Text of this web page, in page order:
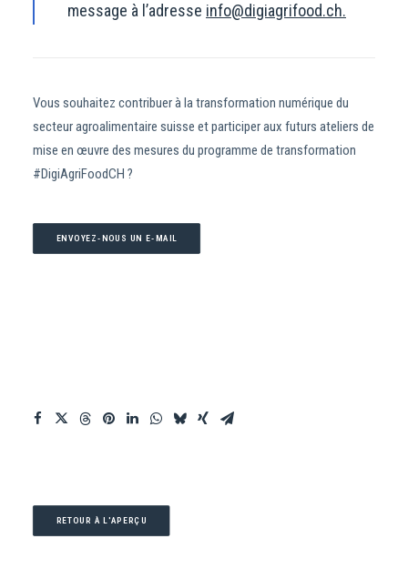
message à l’adresse info@digiagrifood.ch.
Vous souhaitez contribuer à la transformation numérique du
secteur agroalimentaire suisse et participer aux futurs ateliers de
mise en œuvre des mesures du programme de transformation
#DigiAgriFoodCH ?
ENVOYEZ-NOUS UN E-MAIL
RETOUR À L'APERÇU